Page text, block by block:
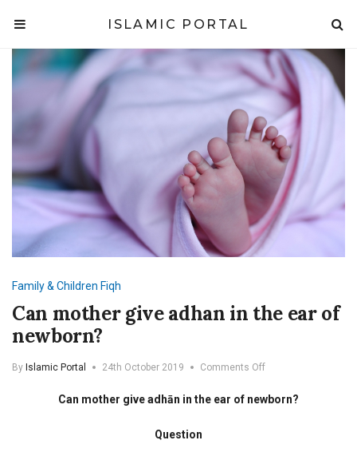
ISLAMIC PORTAL
Family & Children Fiqh
Can mother give adhan in the ear of
newborn?
By Islamic Portal 24th October 2019 Comments Offon
mother
Can mother give adhān in the ear of newborn?
Question